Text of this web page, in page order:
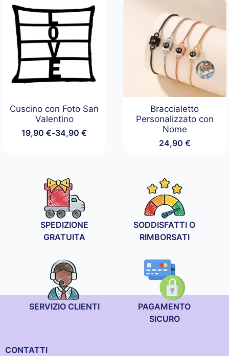
34,90 €
Cuscino con Foto San
Valentino
19,90€-34,90€
Fascia
19,90 €
a
34,90 €
Braccialetto
Personalizzato con
Nome
24,90 €
SPEDIZIONE
GRATUITA
SODDISFATTI O
RIMBORSATI
SERVIZIO CLIENTI
PAGAMENTO
SICURO
CONTATTI